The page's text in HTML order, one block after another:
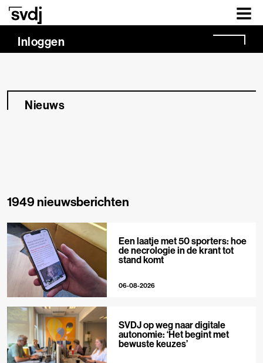
Naar hoofdinhoud
Inloggen
Nieuws
1949 nieuwsberichten
Een laatje met 50 sporters: hoe
de necrologie in de krant tot
stand komt
06-08-2026
SVDJ op weg naar digitale
autonomie: ‘Het begint met
bewuste keuzes’